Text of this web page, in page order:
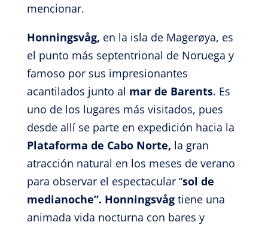
mencionar.
Honningsvåg, en la isla de Magerøya, es
el punto más septentrional de Noruega y
famoso por sus impresionantes
acantilados junto al mar de Barents. Es
uno de los lugares más visitados, pues
desde allí se parte en expedición hacia la
Plataforma de Cabo Norte, la gran
atracción natural en los meses de verano
para observar el espectacular “sol de
medianoche”. Honningsvåg tiene una
animada vida nocturna con bares y